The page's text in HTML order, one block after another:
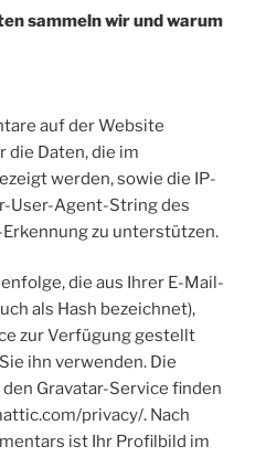
sammeln wir und warum
auf der Website
die Daten, die im
werden, sowie die IP-
User-Agent-String des
zu unterstützen.
die aus Ihrer E-Mail-
als Hash bezeichnet),
zur Verfügung gestellt
ihn verwenden. Die
Gravatar-Service finden
privacy/. Nach
ist Ihr Profilbild im